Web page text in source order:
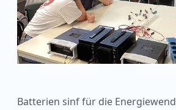
Batterien sinf für die